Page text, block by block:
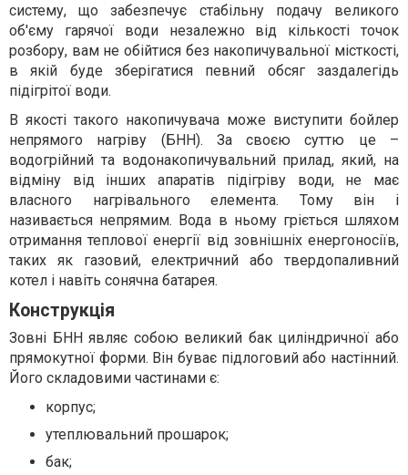
систему, що забезпечує стабільну подачу великого
об'єму гарячої води незалежно від кількості точок
розбору, вам не обійтися без накопичувальної місткості,
в якій буде зберігатися певний обсяг заздалегідь
підігрітої води.
В якості такого накопичувача може виступити бойлер
непрямого нагріву (БНН). За своєю суттю це –
водогрійний та водонакопичувальний прилад, який, на
відміну від інших апаратів підігріву води, не має
власного нагрівального елемента. Тому він і
називається непрямим. Вода в ньому гріється шляхом
отримання теплової енергії від зовнішніх енергоносіїв,
таких як газовий, електричний або твердопаливний
котел і навіть сонячна батарея.
Конструкція
Зовні БНН являє собою великий бак циліндричної або
прямокутної форми. Він буває підлоговий або настінний.
Його складовими частинами є:
корпус;
утеплювальний прошарок;
бак;